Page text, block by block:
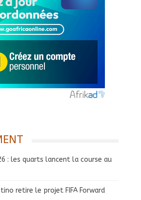
: les quarts lancent la course au
retire le projet FIFA Forward